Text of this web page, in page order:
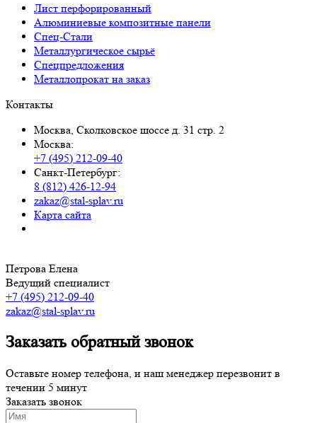
Лист перфорированный
Алюминиевые композитные панели
Спец-Стали
Металлургическое сырьё
Спецпредложения
Металлопрокат на заказ
Контакты
Москва, Сколковское шоссе д. 31 стр. 2
Москва:
+7 (495) 212-09-40
Санкт-Петербург:
8 (812) 426-12-94
zakaz@stal-splav.ru
Карта сайта
Петрова Елена
Ведущий специалист
+7 (495) 212-09-40
zakaz@stal-splav.ru
Заказать обратный звонок
Оставьте номер телефона, и наш менеджер перезвонит в
течении 5 минут
Заказать звонок